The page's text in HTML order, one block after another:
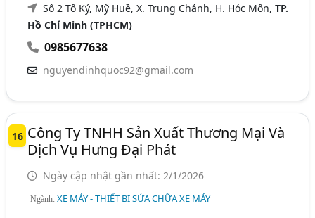
Số 2 Tô Ký, Mỹ Huề, X. Trung Chánh, H. Hóc Môn,TP.
Hồ Chí Minh (TPHCM)
0985677638
nguyendinhquoc92@gmail.com
16 Công Ty TNHH Sản Xuất Thương Mại Và
Dịch Vụ Hưng Đại Phát
Ngày cập nhật gần nhất: 2/1/2026
Ngành:XE MÁY - THIẾT BỊ SỬA CHỮA XE MÁY